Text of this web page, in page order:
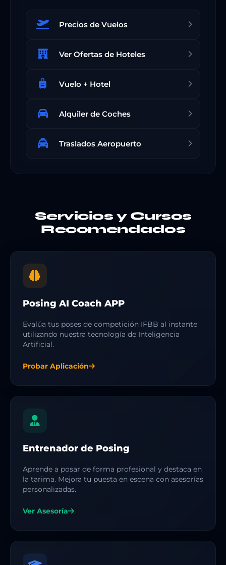
Precios de Vuelos
Ver Ofertas de Hoteles
Vuelo + Hotel
Alquiler de Coches
Traslados Aeropuerto
Servicios y Cursos
Recomendados
Posing AI Coach APP
Evalúa tus poses de competición IFBB al instante
utilizando nuestra tecnología de Inteligencia
Artificial.
Probar Aplicación
Entrenador de Posing
Aprende a posar de forma profesional y destaca en
la tarima. Mejora tu puesta en escena con asesorías
personalizadas.
Ver Asesoría